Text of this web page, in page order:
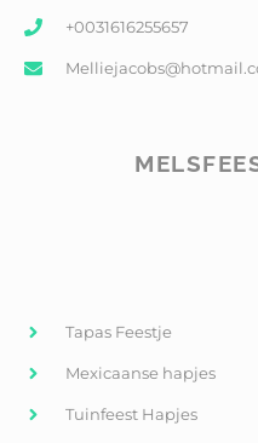
+0031616255657
Tapas Feestje
Mexicaanse hapjes
Tuinfeest Hapjes